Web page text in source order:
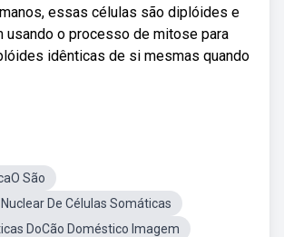
essas células são diplóides e
usando o processo de mitose para
idênticas de si mesmas quando
São
De Células Somáticas
DoCão Doméstico Imagem